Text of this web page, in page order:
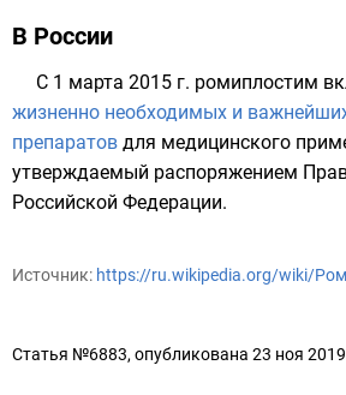
В России
С 1 марта 2015 г. ромиплостим
жизненно необходимых и
препаратов для медицинского
утверждаемый распоряжением
Российской Федерации.
Источник: https://ru.wikipedia.org/wiki/
Статья №6883, опубликована 23 ноя 2019